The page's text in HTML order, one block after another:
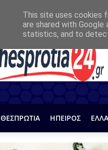
ΘΕΣΠΡΩΤΙΑ ΗΠΕΙΡΟΣ
This site uses cookies
are shared with
statistics, and to